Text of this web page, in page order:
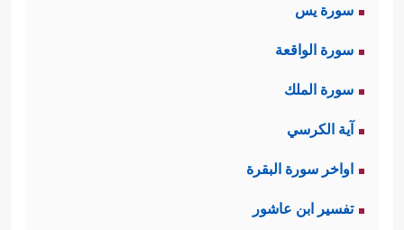
سورة يس
سورة الواقعة
سورة الملك
آية الكرسي
اواخر سورة البقرة
تفسير ابن عاشور